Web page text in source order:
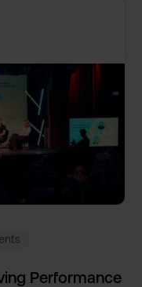
Performa­nce